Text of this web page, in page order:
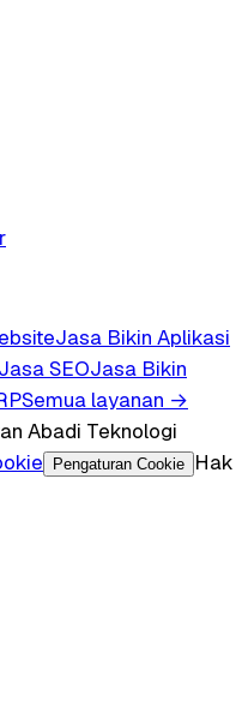
Jasa Bikin Aplikasi
Jasa SEOJasa Bikin
Semua layanan →
Abadi Teknologi
Pengaturan Cookie
Hak